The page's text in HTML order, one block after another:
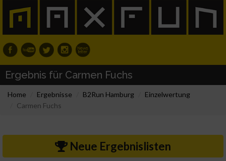
Ergebnis für Carmen Fuchs
Home Ergebnisse B2Run Hamburg
Einzelwertung
Carmen Fuchs
Neue Ergebnislisten